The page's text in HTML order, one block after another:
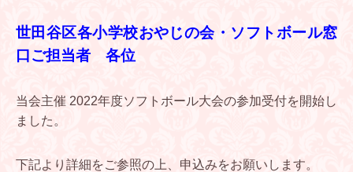
世田谷区各小学校おやじの会・ソフトボール窓
口ご担当者 各位
当会主催 2022年度ソフトボール大会の参加受付を開始し
ました。
下記より詳細をご参照の上、申込みをお願いします。